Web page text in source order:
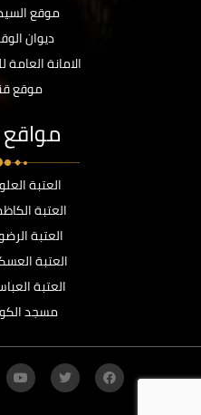
موقع
ديوان
الامانة
موقع
مواقع
العتبة
العتبة
العتبة
العتبة
العتبة
مسجد